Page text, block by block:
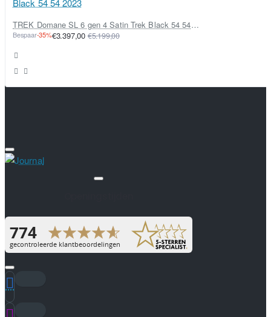
TREK Domane SL 6 gen 4 Satin Trek Black 54 54 2023
Bespaar-35%€3.397,00 €5.199,00